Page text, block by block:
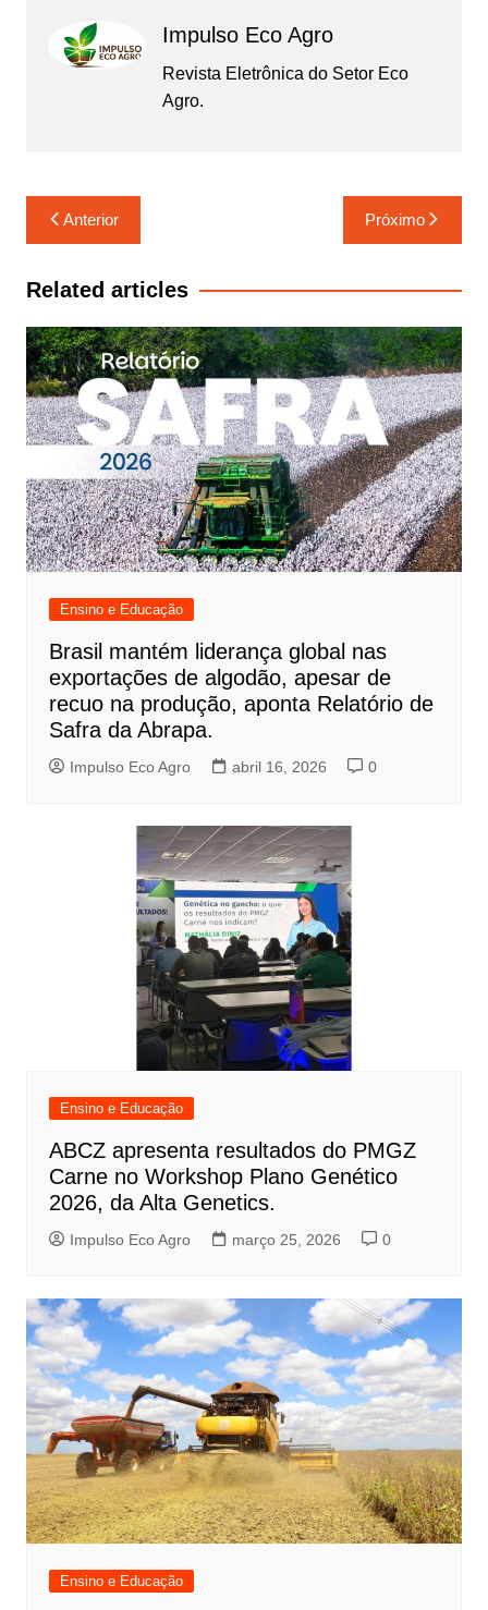
Impulso Eco Agro
Revista Eletrônica do Setor Eco
Agro.
Navegação
de
Post
Anterior Próximo
Related articles
Ensino e Educação
Brasil mantém liderança global nas
exportações de algodão, apesar de
recuo na produção, aponta Relatório de
Safra da Abrapa.
Impulso Eco Agro abril 16, 2026 0
Ensino e Educação
ABCZ apresenta resultados do PMGZ
Carne no Workshop Plano Genético
2026, da Alta Genetics.
Impulso Eco Agro março 25, 2026 0
Ensino e Educação